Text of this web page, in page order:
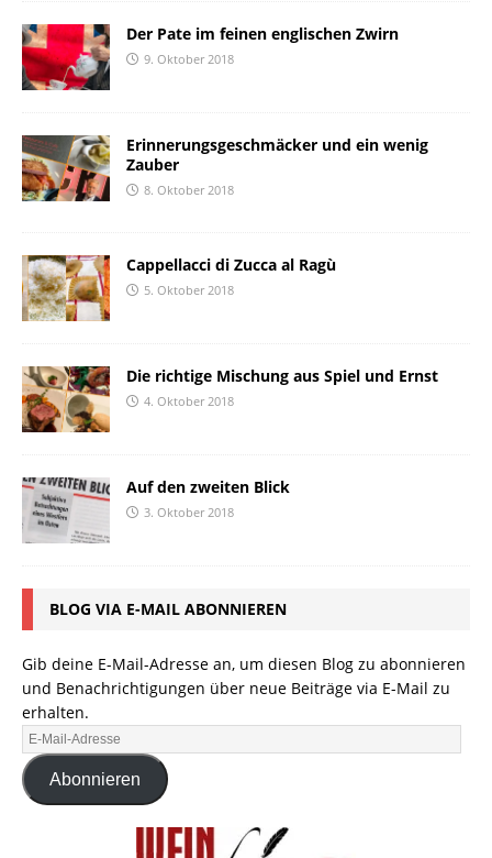
Der Pate im feinen englischen Zwirn
9. Oktober 2018
Erinnerungsgeschmäcker und ein wenig
Zauber
8. Oktober 2018
Cappellacci di Zucca al Ragù
5. Oktober 2018
Die richtige Mischung aus Spiel und Ernst
4. Oktober 2018
Auf den zweiten Blick
3. Oktober 2018
BLOG VIA E-MAIL ABONNIEREN
Gib deine E-Mail-Adresse an, um diesen Blog zu abonnieren
und Benachrichtigungen über neue Beiträge via E-Mail zu
erhalten.
Abonnieren